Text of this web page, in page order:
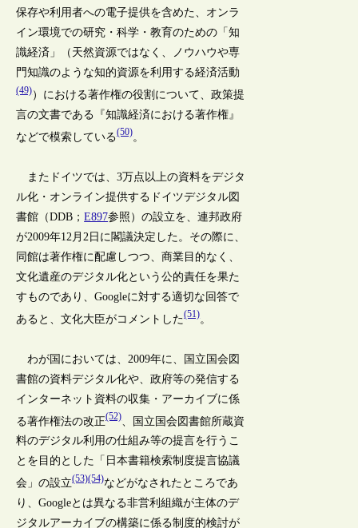
保存や利用者への電子提供を含めた、オンラ
イン環境での研究・科学・教育のための「知
識経済」（天然資源ではなく、ノウハウや専
門知識のような知的資源を利用する経済活動
(49)）における著作権の役割について、政策提
言の文書である『知識経済における著作権』
などで模索している(50)。
またドイツでは、3万点以上の資料をデジタ
ル化・オンライン提供するドイツデジタル図
書館（DDB；E897参照）の設立を、連邦政府
が2009年12月2日に閣議決定した。その際に、
同館は著作権に配慮しつつ、商業目的なく、
文化遺産のデジタル化という公的責任を果た
すものであり、Googleに対する適切な回答で
あると、文化大臣がコメントした(51)。
わが国においては、2009年に、国立国会図
書館の資料デジタル化や、政府等の発信する
インターネット資料の収集・アーカイブに係
る著作権法の改正(52)、国立国会図書館所蔵資
料のデジタル利用の仕組み等の提言を行うこ
とを目的とした「日本書籍検索制度提言協議
会」の設立(53)(54)などがなされたところであ
り、Googleとは異なる非営利組織が主体のデ
ジタルアーカイブの構築に係る制度的検討が